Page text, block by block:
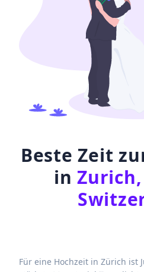
Beste Zeit
in
Für eine Hochzeit in Zürich ist